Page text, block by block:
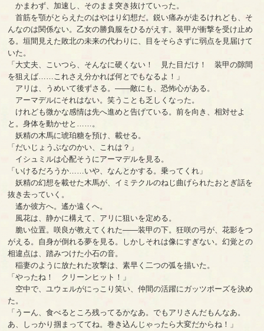
かまわず、加速し、そのまま突き抜けていった。
首筋を顎がとらえたのはやはり幻想だ。鋭い痛みが走るけれども、そ
んなのは関係ない。乙女の勝負服をひるがえす。装甲が衝撃を受け止め
る。垣間見えた敗北の未来の代わりに、目をそらさずに弱点を見届けて
いた。
「大丈夫、こいつら、そんなに硬くない！ 見た目だけ！ 装甲の隙間
を狙えば……これさえ分かれば何とでもなるよ！」
アリは、うめいて後ずさる。――敵にも、恐怖心がある。
アーマデルにそれはない。笑うことも乏しくなった。
けれども微かな感情は先へ進めと告げている。前を向き、相対せよ
と。身体を動かせと……。
妖精の木馬に琥珀糖を預け、載せる。
「だいじょうぶなのかい、これは？」
イシュミルは心配そうにアーマデルを見る。
「いけるだろうか……いや、なんとかする。乗ってくれ」
妖精の幻想を載せた木馬が、イミテクルのねじ曲げられたおとぎ話を
抜き去っていく。
遙か彼方へ。遙か遠くへ。
風花は、静かに構えて、アリに狙いを定める。
脆い位置。咲良が教えてくれた――装甲の下。狂咲の弓が、花影をつ
がえる。自身が倒れる夢を見る。しかしそれは像にすぎない。幻覚との
相違点は、踏みつけた小石の音。
稲妻のように放たれた攻撃は、素早く二つの弧を描いた。
「やったね！ クリーンヒット！」
空中で、ユウェルがにっこり笑い、仲間の活躍にガッツポーズを決め
た。
「うーん、食べるところ残ってるかなあ。でもアリさんだもんなあ。
あ、しっかり掴まっててね。巻き込んじゃったら大変だからね！」